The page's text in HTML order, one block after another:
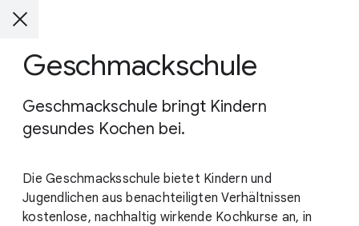
Geschmackschule
Geschmackschule bringt Kindern
gesundes Kochen bei.
Die Geschmacksschule bietet Kindern und
Jugendlichen aus benachteiligten Verhältnissen
kostenlose, nachhaltig wirkende Kochkurse an, in